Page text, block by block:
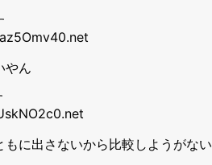
やん
に出さないから比較しようがない